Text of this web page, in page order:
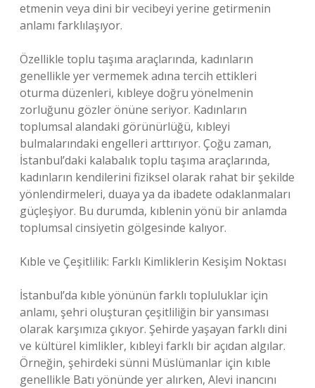
etmenin veya dini bir vecibeyi yerine getirmenin
anlamı farklılaşıyor.
Özellikle toplu taşıma araçlarında, kadınların
genellikle yer vermemek adına tercih ettikleri
oturma düzenleri, kıbleye doğru yönelmenin
zorluğunu gözler önüne seriyor. Kadınların
toplumsal alandaki görünürlüğü, kıbleyi
bulmalarındaki engelleri arttırıyor. Çoğu zaman,
İstanbul’daki kalabalık toplu taşıma araçlarında,
kadınların kendilerini fiziksel olarak rahat bir şekilde
yönlendirmeleri, duaya ya da ibadete odaklanmaları
güçleşiyor. Bu durumda, kıblenin yönü bir anlamda
toplumsal cinsiyetin gölgesinde kalıyor.
Kıble ve Çeşitlilik: Farklı Kimliklerin Kesişim Noktası
İstanbul’da kıble yönünün farklı topluluklar için
anlamı, şehri oluşturan çeşitliliğin bir yansıması
olarak karşımıza çıkıyor. Şehirde yaşayan farklı dini
ve kültürel kimlikler, kıbleyi farklı bir açıdan algılar.
Örneğin, şehirdeki sünni Müslümanlar için kıble
genellikle Batı yönünde yer alırken, Alevi inancını